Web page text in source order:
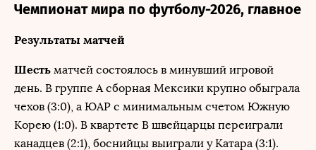
Чемпионат мира по футболу-2026, главное
Результаты матчей
Шесть матчей состоялось в минувший игровой
день. В группе A сборная Мексики крупно обыграла
чехов (3:0), а ЮАР с минимальным счетом Южную
Корею (1:0). В квартете B швейцарцы переиграли
канадцев (2:1), боснийцы выиграли у Катара (3:1).